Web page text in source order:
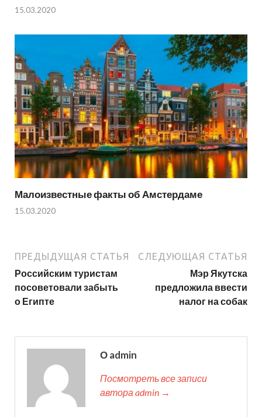
15.03.2020
Малоизвестные факты об Амстердаме
15.03.2020
ПРЕДЫДУЩАЯ СТАТЬЯ
Российским туристам
посоветовали забыть
о Египте
СЛЕДУЮЩАЯ СТАТЬЯ
Мэр Якутска
предложила ввести
налог на собак
О admin
Посмотреть все записи
автора admin →